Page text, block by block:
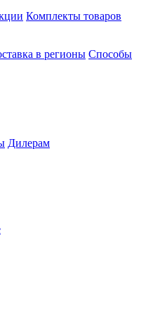
Комплекты товаров
в регионы Способы
Дилерам